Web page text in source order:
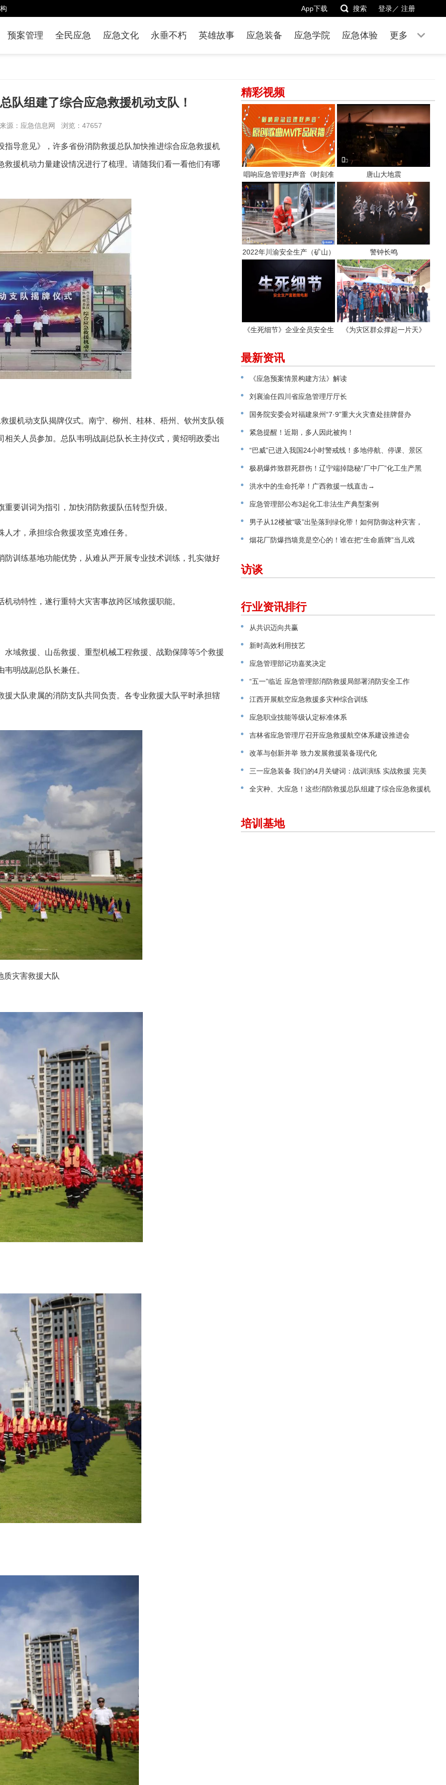
登录／ 注册
App下载 搜索
预案管理 全民应急 应急文化 永垂不朽 英雄故事 应急装备 应急学院 应急体验 更多
队组建了综合应急救援机动支队！
源：应急信息网 浏览：47657
导意见》，许多省份消防救援总队加快推进综合应急救援机
援机动力量建设情况进行了梳理。请随我们看一看他们有哪
机动支队揭牌仪式。南宁、柳州、桂林、梧州、钦州支队领
关人员参加。总队韦明战副总队长主持仪式，黄绍明政委出
训词为指引，加快消防救援队伍转型升级。
才，承担综合救援攻坚克难任务。
练基地功能优势，从难从严开展专业技术训练，扎实做好
特性，遂行重特大灾害事故跨区域救援职能。
救援、山岳救援、重型机械工程救援、战勤保障等5个救援
明战副总队长兼任。
队隶属的消防支队共同负责。各专业救援大队平时承担辖
质灾害救援大队
精彩视频
唱响应急管理好声音《时刻准
唐山大地震
2022年川渝安全生产（矿山）
赛
警钟长鸣
《生死细节》企业全员安全生
《为灾区群众撑起一片天》
最新资讯
《应急预案情景构建方法》解读
刘襄渝任四川省应急管理厅厅长
国务院安委会对福建泉州“7·9”重大火灾查处挂牌督办
紧急提醒！近期，多人因此被拘！
“巴威”已进入我国24小时警戒线！多地停航、停课、景区
关闭极易爆炸致群死群伤！辽宁端掉隐秘“厂中厂”化工生产黑
窝点洪水中的生命托举！广西救援一线直击→
应急管理部公布3起化工非法生产典型案例
男子从12楼被“吸”出坠落到绿化带！如何防御这种灾害，
请看指南→
烟花厂防爆挡墙竟是空心的！谁在把“生命盾牌”当儿戏
访谈
行业资讯排行
从共识迈向共赢
新时高效利用技艺
应急管理部记功嘉奖决定
“五一”临近 应急管理部消防救援局部署消防安全工作
江西开展航空应急救援多灾种综合训练
应急职业技能等级认定标准体系
吉林省应急管理厅召开应急救援航空体系建设推进会
改革与创新并举 致力发展救援装备现代化
三一应急装备 我们的4月关键词：战训演练 实战救援 完美
交付全灾种、大应急！这些消防救援总队组建了综合应急救援机
培训基地